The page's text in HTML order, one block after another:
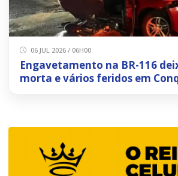
06 JUL 2026 / 06H00
Engavetamento na BR-116
morta e vários feridos em